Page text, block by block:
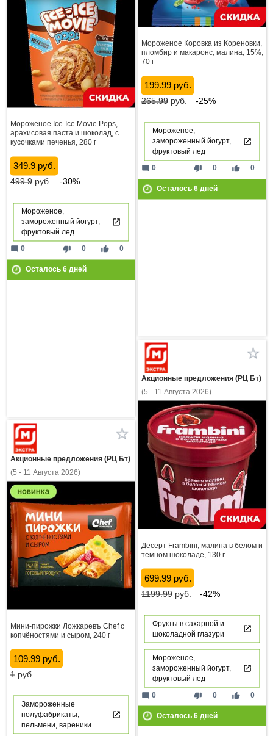
Мороженое Коровка из Кореновки,
пломбир и макаронс, малина, 15%,
70 г
199.99 руб.
265.99руб. -25%
Мороженое,
замороженный йогурт,
фруктовый лед
thumb_down 0 thumb_up 0
mode_comment 0
Осталось 6дней
Мороженое Ice-Ice Movie Pops,
арахисовая паста и шоколад, с
кусочками печенья, 280 г
349.9 руб.
499.9руб. -30%
Мороженое,
замороженный йогурт,
фруктовый лед
thumb_down 0 thumb_up 0
mode_comment 0
Осталось 6дней
Акционные предложения (РЦ Бт)
(5 - 11 Августа 2026)
Десерт Frambini, малина в белом и
темном шоколаде, 130 г
699.99 руб.
1199.99руб. -42%
Фрукты в сахарной и
шоколадной глазури
Мороженое,
замороженный йогурт,
фруктовый лед
thumb_down 0 thumb_up 0
mode_comment 0
Осталось 6дней
Акционные предложения (РЦ Бт)
(5 - 11 Августа 2026)
Мини-пирожки Ложкаревъ Chef с
копчёностями и сыром, 240 г
109.99 руб.
1руб.
Замороженные
полуфабрикаты,
пельмени, вареники